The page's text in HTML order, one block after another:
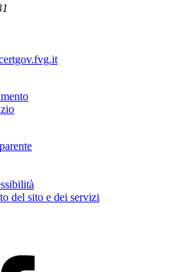
del sito e dei servizi